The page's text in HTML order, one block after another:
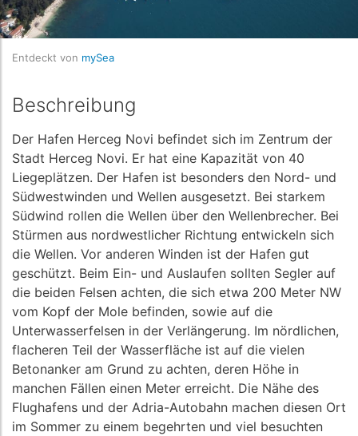
Entdeckt von mySea
Beschreibung
Der Hafen Herceg Novi befindet sich im Zentrum der
Stadt Herceg Novi. Er hat eine Kapazität von 40
Liegeplätzen. Der Hafen ist besonders den Nord- und
Südwestwinden und Wellen ausgesetzt. Bei starkem
Südwind rollen die Wellen über den Wellenbrecher. Bei
Stürmen aus nordwestlicher Richtung entwickeln sich
die Wellen. Vor anderen Winden ist der Hafen gut
geschützt. Beim Ein- und Auslaufen sollten Segler auf
die beiden Felsen achten, die sich etwa 200 Meter NW
vom Kopf der Mole befinden, sowie auf die
Unterwasserfelsen in der Verlängerung. Im nördlichen,
flacheren Teil der Wasserfläche ist auf die vielen
Betonanker am Grund zu achten, deren Höhe in
manchen Fällen einen Meter erreicht. Die Nähe des
Flughafens und der Adria-Autobahn machen diesen Ort
im Sommer zu einem begehrten und viel besuchten